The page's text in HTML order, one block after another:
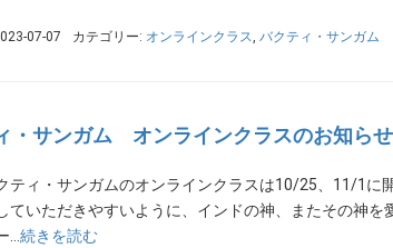
07-07 カテゴリー: オンラインクラス, バクティ・サンガム
・サンガム オンラインクラスのお知らせ
ティ・サンガムのオンラインクラスは10/25、11/1に
ていただきやすいように、インドの神、またその神
… 続きを読む